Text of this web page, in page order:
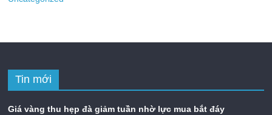
Tin mới
Giá vàng thu hẹp đà giảm tuần nhờ lực mua bắt đáy